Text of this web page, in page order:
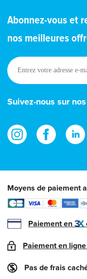
Abonnez-vous et
nos meilleures
Entrez
votre
adresse
e-
Suivez-nous sur
Moyens de paiement
Paiement en
Paiement en
Pas de frais